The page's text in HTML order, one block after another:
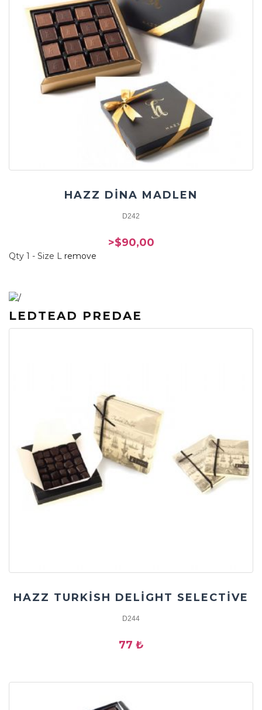
HAZZ DİNA MADLEN
D242
>$90,00
Qty 1 - Size L remove
LEDTEAD PREDAE
HAZZ TURKİSH DELİGHT SELECTİVE
D244
77 ₺